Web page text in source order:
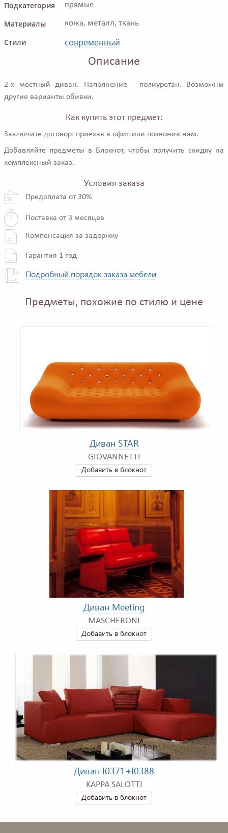
Подкатегория прямые
Материалы кожа, металл, ткань
Стили современный
Описание
2-х местный диван. Наполнение - полиуретан. Возможны
другие варианты обивки.
Как купить этот предмет:
Заключите договор: приехав в офис или позвонив нам.
Добавляйте предметы в Блокнот, чтобы получить скидку на
комплексный заказ.
Условия заказа
Предоплата от 30%
Поставка от 3 месяцев
Компенсация за задержку
Гарантия 1 год
Подробный порядок заказа мебели
Предметы, похожие по стилю и цене
Диван STAR
GIOVANNETTI
Добавить в блокнот
Диван Meeting
MASCHERONI
Добавить в блокнот
Диван I0371+I0388
KAPPA SALOTTI
Добавить в блокнот